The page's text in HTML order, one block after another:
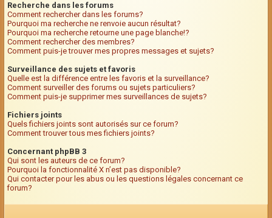
Recherche dans les forums
Comment rechercher dans les forums?
Pourquoi ma recherche ne renvoie aucun résultat?
Pourquoi ma recherche retourne une page blanche!?
Comment rechercher des membres?
Comment puis-je trouver mes propres messages et sujets?
Surveillance des sujets et favoris
Quelle est la différence entre les favoris et la surveillance?
Comment surveiller des forums ou sujets particuliers?
Comment puis-je supprimer mes surveillances de sujets?
Fichiers joints
Quels fichiers joints sont autorisés sur ce forum?
Comment trouver tous mes fichiers joints?
Concernant phpBB 3
Qui sont les auteurs de ce forum?
Pourquoi la fonctionnalité X n’est pas disponible?
Qui contacter pour les abus ou les questions légales concernant ce
forum?